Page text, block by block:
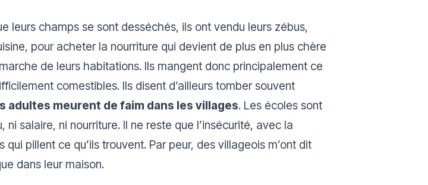
leurs champs se sont desséchés, ils ont vendu leurs zébus,
pour acheter la nourriture qui devient de plus en plus chère
de leurs habitations. Ils mangent donc principalement ce
comestibles. Ils disent d’ailleurs tomber souvent
adultes meurent de faim dans les villages. Les écoles sont
salaire, ni nourriture. Il ne reste que l’insécurité, avec la
pillent ce qu’ils trouvent. Par peur, des villageois m’ont dit
dans leur maison.